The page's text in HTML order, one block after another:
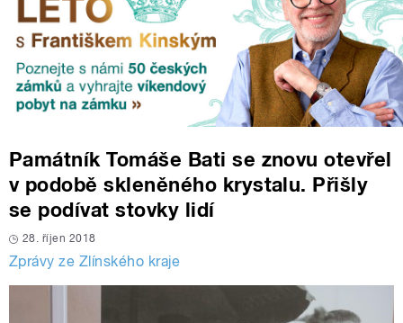
Památník Tomáše Bati se znovu otevřel
v podobě skleněného krystalu. Přišly
se podívat stovky lidí
28. říjen 2018
Zprávy ze Zlínského kraje